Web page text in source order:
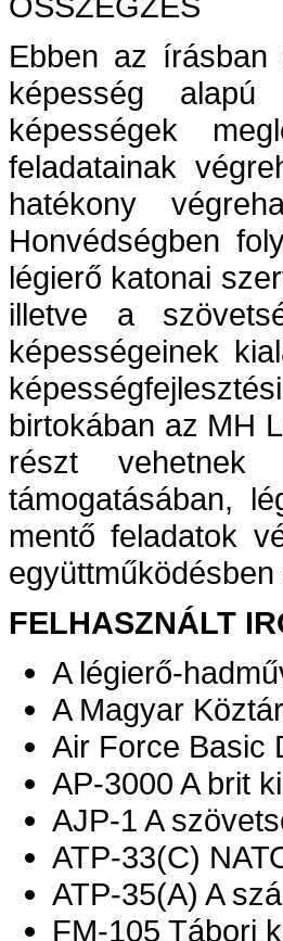
Ebben az írásban
képesség alapú
képességek
feladatainak
hatékony
Honvédségben
légierő katonai
illetve a
képességeinek
birtokában az MH
részt
támogatásában,
mentő feladatok
FELHASZNÁLT
A légierő-
A Magyar
Air Force Basic
AP-3000 A brit
AJP-1 A
ATP-33(C)
ATP-35(A) A
FM-105 Tábori